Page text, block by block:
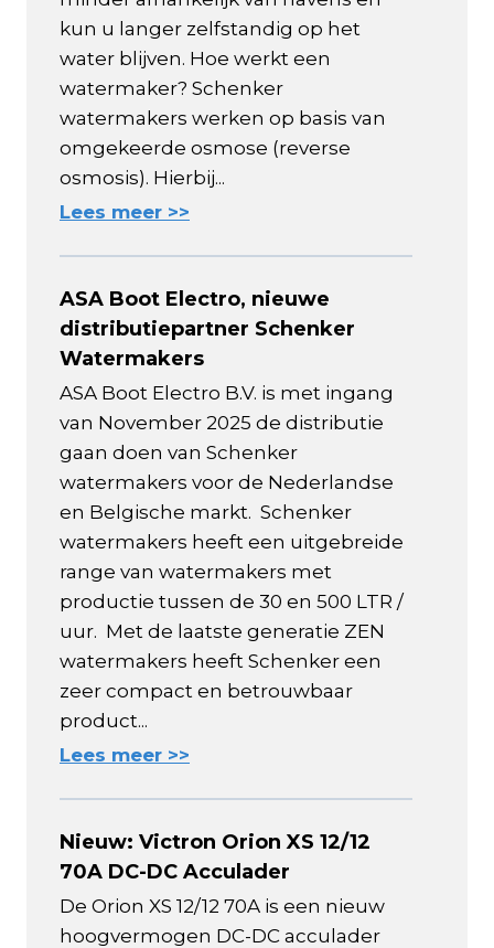
kun u langer zelfstandig op het
water blijven. Hoe werkt een
watermaker? Schenker
watermakers werken op basis van
omgekeerde osmose (reverse
osmosis). Hierbij...
Lees meer >>
ASA Boot Electro, nieuwe
distributiepartner Schenker
Watermakers
ASA Boot Electro B.V. is met ingang
van November 2025 de distributie
gaan doen van Schenker
watermakers voor de Nederlandse
en Belgische markt. Schenker
watermakers heeft een uitgebreide
range van watermakers met
productie tussen de 30 en 500 LTR /
uur. Met de laatste generatie ZEN
watermakers heeft Schenker een
zeer compact en betrouwbaar
product...
Lees meer >>
Nieuw: Victron Orion XS 12/12
70A DC-DC Acculader
De Orion XS 12/12 70A is een nieuw
hoogvermogen DC-DC acculader